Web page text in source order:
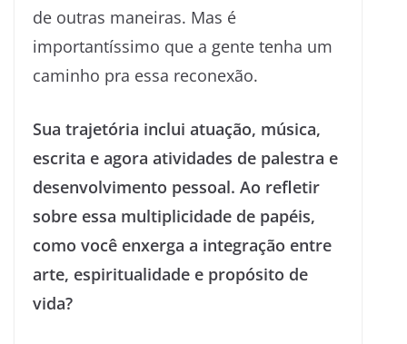
de outras maneiras. Mas é
importantíssimo que a gente tenha um
caminho pra essa reconexão.
Sua trajetória inclui atuação, música,
escrita e agora atividades de palestra e
desenvolvimento pessoal. Ao refletir
sobre essa multiplicidade de papéis,
como você enxerga a integração entre
arte, espiritualidade e propósito de
vida?